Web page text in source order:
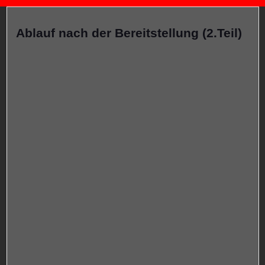
Ablauf nach der Bereitstellung (2.Teil)